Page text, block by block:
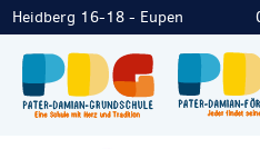
Heidberg 16-18 - Eupen